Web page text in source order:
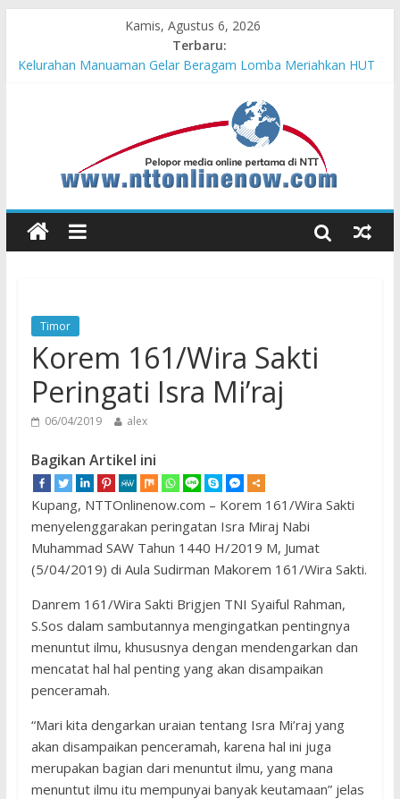
Kamis, Agustus 6, 2026
Terbaru:
Hasil KKN Kolaborasi UGM-Undana Jadi Pedoman Bangun
Desa Desa, Tak Sekadar Laporan
Kelurahan Manuaman Gelar Beragam Lomba Meriahkan HUT
Pengadaan Kapal PPA Perkuat Kemampuan Pertahanan Udara
TNI AL Hadapi Ancaman Maritim Modern
Cahaya Kemerdekaan di Nonotbatan: Listrik Masuk Desa, PLN
Honda AT Family Day Semarakkan 11 Kota di Jawa Timur
Timor
Korem 161/Wira Sakti
Peringati Isra Mi’raj
06/04/2019 alex
Bagikan Artikel ini
Kupang, NTTOnlinenow.com – Korem 161/Wira Sakti
menyelenggarakan peringatan Isra Miraj Nabi
Muhammad SAW Tahun 1440 H/2019 M, Jumat
(5/04/2019) di Aula Sudirman Makorem 161/Wira Sakti.
Danrem 161/Wira Sakti Brigjen TNI Syaiful Rahman,
S.Sos dalam sambutannya mengingatkan pentingnya
menuntut ilmu, khususnya dengan mendengarkan dan
mencatat hal hal penting yang akan disampaikan
penceramah.
“Mari kita dengarkan uraian tentang Isra Mi’raj yang
akan disampaikan penceramah, karena hal ini juga
merupakan bagian dari menuntut ilmu, yang mana
menuntut ilmu itu mempunyai banyak keutamaan” jelas